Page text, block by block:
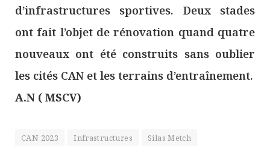
d’infrastructures sportives. Deux stades
ont fait l’objet de rénovation quand quatre
nouveaux ont été construits sans oublier
les cités CAN et les terrains d’entraînement.
A.N ( MSCV)
CAN 2023 Infrastructures Silas Metch